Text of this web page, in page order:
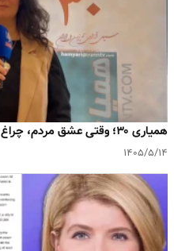
همیاری ۳۰؛ وقتی عشق مردم، چراغ سیمای آزادی را روشن نگه می‌دارد
۱۴۰۵/۵/۱۴